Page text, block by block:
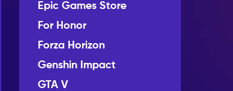
Epic Games Store
For Honor
Forza Horizon
Genshin Impact
GTA V